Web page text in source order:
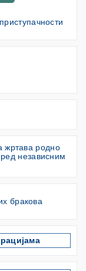
жртава родно
независним
бракова